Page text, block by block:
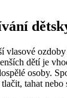
vlasové
dětí je
osoby.
tahat nebo